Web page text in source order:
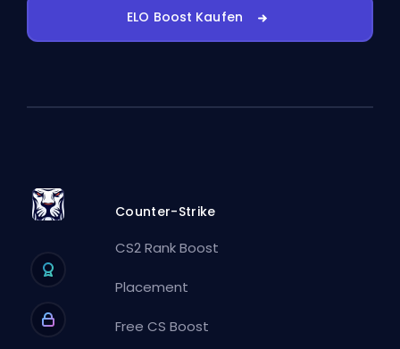
ELO Boost Kaufen
Counter-Strike
CS2 Rank Boost
Placement
Free CS Boost